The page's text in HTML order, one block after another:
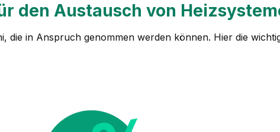
den Austausch von
die in Anspruch genommen werden können. Hier die